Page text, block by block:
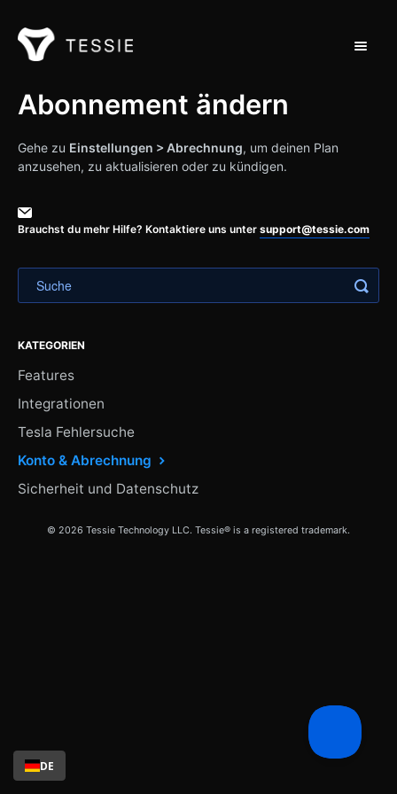
Support Home
Kontakt
Abonnement ändern
Gehe zu Einstellungen > Abrechnung, um deinen Plan
anzusehen, zu aktualisieren oder zu kündigen.
Brauchst du mehr Hilfe? Kontaktiere uns unter support@tessie.com
KATEGORIEN
Features
Integrationen
Tesla Fehlersuche
Konto & Abrechnung
Sicherheit und Datenschutz
© 2026 Tessie Technology LLC. Tessie® is a registered trademark.
DE